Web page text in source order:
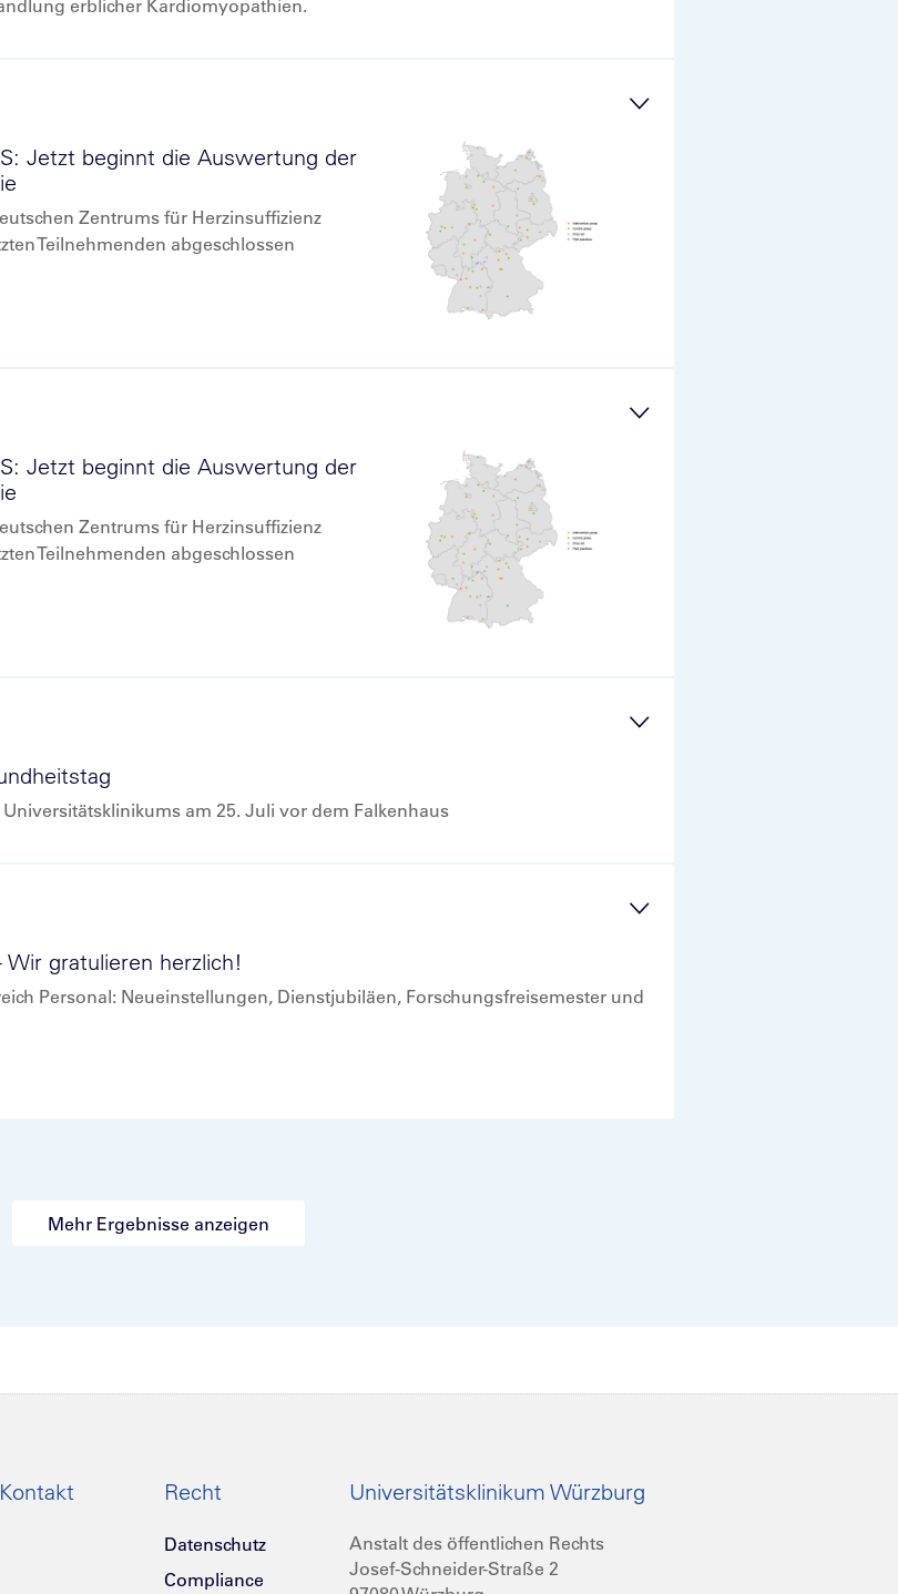
erblicher Kardiomyopathien.
Jetzt beginnt die Auswertung der
Zentrums für Herzinsuffizienz
Teilnehmenden abgeschlossen
Jetzt beginnt die Auswertung der
Zentrums für Herzinsuffizienz
Teilnehmenden abgeschlossen
am 25. Juli vor dem Falkenhaus
gratulieren herzlich!
Personal: Neueinstellungen, Dienstjubiläen, Forschungsfreisemester und
Mehr Ergebnisse anzeigen
Recht
Datenschutz
Compliance
Universitätsklinikum Würzburg
Anstalt des öffentlichen Rechts
Josef-Schneider-Straße 2